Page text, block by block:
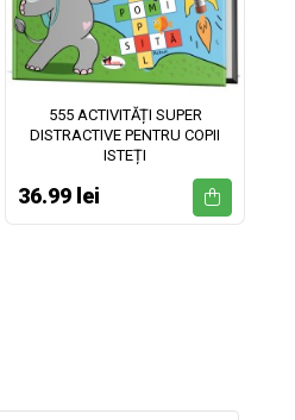
555 ACTIVITĂȚI SUPER
DISTRACTIVE PENTRU COPII
ISTEȚI
36.99 lei